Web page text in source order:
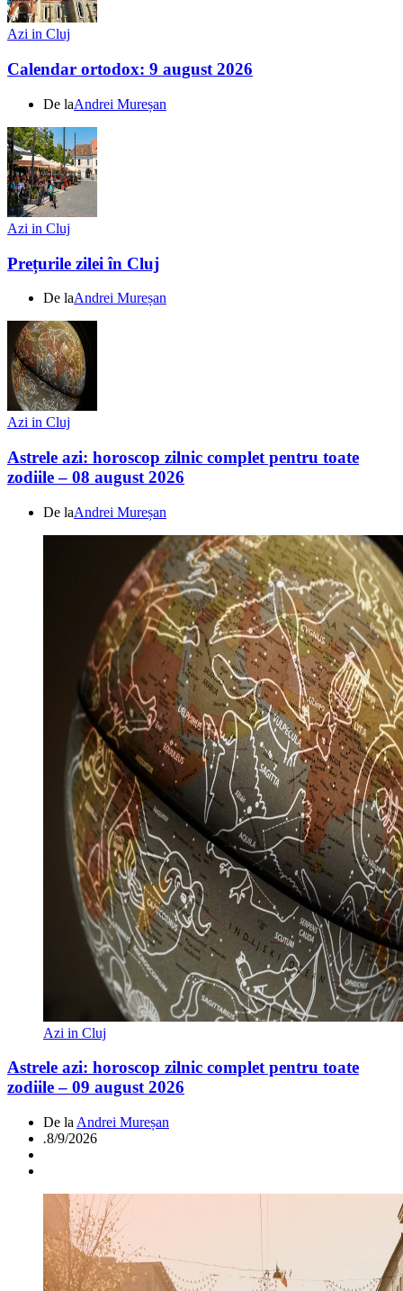
Azi in Cluj
Calendar ortodox: 9 august 2026
De laAndrei Mureșan
Azi in Cluj
Prețurile zilei în Cluj
De laAndrei Mureșan
Azi in Cluj
Astrele azi: horoscop zilnic complet pentru toate
zodiile – 08 august 2026
De laAndrei Mureșan
Azi in Cluj
Astrele azi: horoscop zilnic complet pentru toate
zodiile – 09 august 2026
De la Andrei Mureșan
.8/9/2026